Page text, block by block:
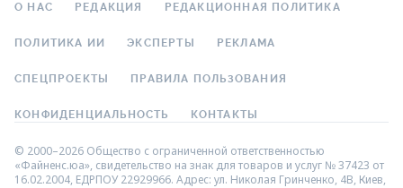
О НАС РЕДАКЦИЯ РЕДАКЦИОННАЯ ПОЛИТИКА
ПОЛИТИКА ИИ ЭКСПЕРТЫ РЕКЛАМА
СПЕЦПРОЕКТЫ ПРАВИЛА ПОЛЬЗОВАНИЯ
КОНФИДЕНЦИАЛЬНОСТЬ КОНТАКТЫ
© 2000–2026 Общество с ограниченной ответственностью
«Файненс.юа», свидетельство на знак для товаров и услуг № 37423 от
16.02.2004, ЕДРПОУ 22929966. Адрес: ул. Николая Гринченко, 4В, Киев,